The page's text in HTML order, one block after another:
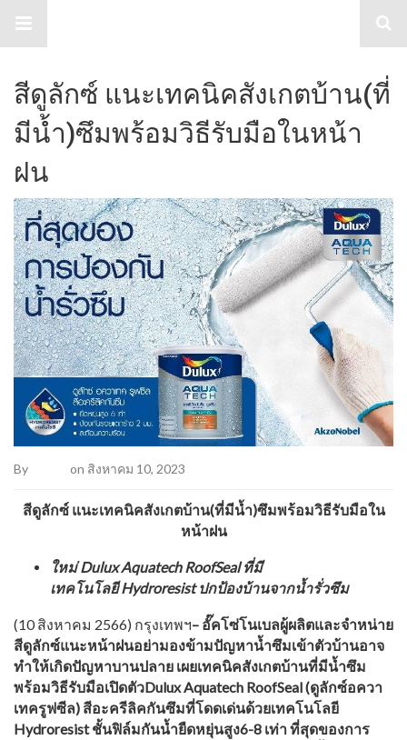
สีดูลักซ์ แนะเทคนิคสังเกตบ้าน(ที่
มีน้ำ)ซึมพร้อมวิธีรับมือในหน้า
ฝน
By on สิงหาคม 10, 2023
สีดูลักซ์ แนะเทคนิคสังเกตบ้าน(ที่มีน้ำ)ซึมพร้อมวิธีรับมือใน
หน้าฝน
ใหม่ Dulux Aquatech RoofSeal ที่มี
เทคโนโลยี Hydroresistปกป้องบ้านจากน้ำรั่วซึม
(10สิงหาคม 2566) กรุงเทพฯ– อั๊คโซ่โนเบลผู้ผลิตและจำหน่าย
สีดูลักซ์แนะหน้าฝนอย่ามองข้ามปัญหาน้ำซึมเข้าตัวบ้านอาจ
ทำให้เกิดปัญหาบานปลาย เผยเทคนิคสังเกตบ้านที่มีน้ำซึม
พร้อมวิธีรับมือเปิดตัวDulux Aquatech RoofSeal(ดูลักซ์อควา
เทครูฟซีล) สีอะครีลิคกันซึมที่โดดเด่นด้วยเทคโนโลยี
Hydroresistชั้นฟิล์มกันน้ำยืดหยุ่นสูง6-8 เท่าที่สุดของการ